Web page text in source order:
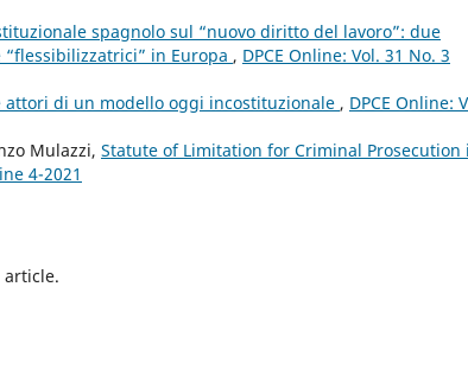
spagnolo sul “nuovo diritto del lavoro”: due
in Europa , DPCE Online: Vol. 31 No. 3
attori di un modello oggi incostituzionale , DPCE Online:
Mulazzi, Statute of Limitation for Criminal Prosecution
4-2021